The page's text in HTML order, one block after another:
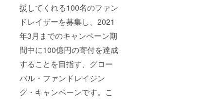
援してくれる100名のファン
ドレイザーを募集し、2021
年3月までのキャンペーン期
間中に100億円の寄付を達成
することを目指す、グロー
バル・ファンドレイジン
グ・キャンペーンです。こ